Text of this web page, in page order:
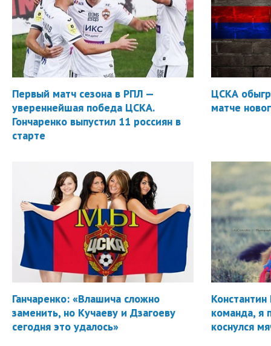
Первый матч сезона в РПЛ —
увереннейшая победа ЦСКА.
Гончаренко выпустил 11 россиян в
старте
ЦСКА
матче
Ганчаренко: «Влашича сложно
заменить, но Кучаеву и Дзагоеву
сегодня это удалось»
Константин
команда, я
коснулся